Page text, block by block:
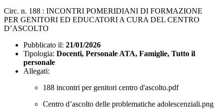
Circ. n. 188 : INCONTRI POMERIDIANI DI FORMAZIONE
PER GENITORI ED EDUCATORI A CURA DEL CENTRO
D’ASCOLTO
Pubblicato il: 21/01/2026
Tipologia: Docenti, Personale ATA, Famiglie, Tutto il
personale
Allegati:
188 incontri per genitori centro d'ascolto.pdf
Centro d’ascolto delle problematiche adolescenziali.png